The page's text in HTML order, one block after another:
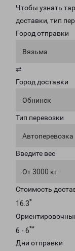
Чтобы узнать
доставки, тип
Город отправки
Вязьма
⇄
Город доставки
Обнинск
Тип перевозки
Автоперевозка
Введите вес
От 3000 кг
Стоимость
16.3*
6 - 6**
Дни отправки